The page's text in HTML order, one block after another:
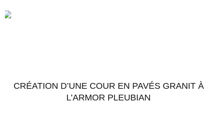
CRÉATION D’UNE COUR EN PAVÉS GRANIT À
L’ARMOR PLEUBIAN